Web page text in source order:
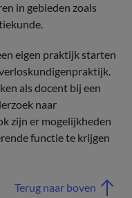
in gebieden zoals
eigen praktijk starten
als docent bij een
naar
zijn er mogelijkheden
functie te krijgen
Terug naar boven